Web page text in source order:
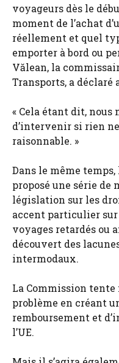
voyageurs dès le
moment de l’achat
réellement et quel
emporter à bord ou
Vălean, la
Transports, a
« Cela étant dit, nous
d’intervenir si rien
raisonnable. »
Dans le même
proposé une série de
législation sur les
accent particulier
voyages retardés ou
découvert des
intermodaux.
La Commission
problème en créant
remboursement et
l’UE.